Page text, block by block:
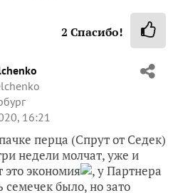
2 Спасибо!
16:21
перца (Спрут от Седек)
недели молчат, уже и
это экономия
, у Партнера
семечек было, но зато